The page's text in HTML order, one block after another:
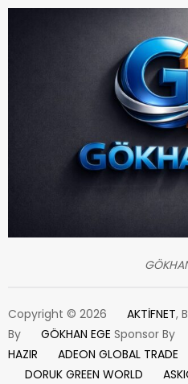
Copyright © 2026 AKTİFNET,
By
GÖKHAN EGE Sponsor By
HAZIR
ADEON GLOBAL TRADE
DORUK GREEN WORLD